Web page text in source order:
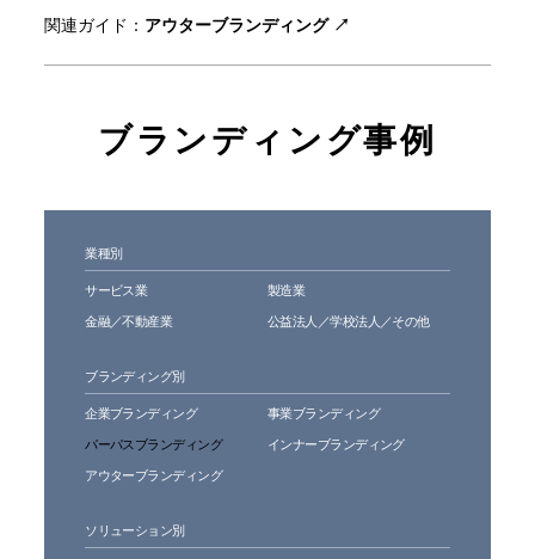
関連ガイド： アウターブランディング ↗︎
ブランディング事例
業種別
サービス業 製造業
金融／不動産業 公益法人／学校法人／その他
ブランディング別
企業ブランディング 事業ブランディング
パーパスブランディング インナーブランディング
アウターブランディング
ソリューション別